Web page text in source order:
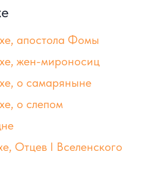
апостола Фомы
жен-мироносиц
о самаряныне
о слепом
Отцев I Вселенского